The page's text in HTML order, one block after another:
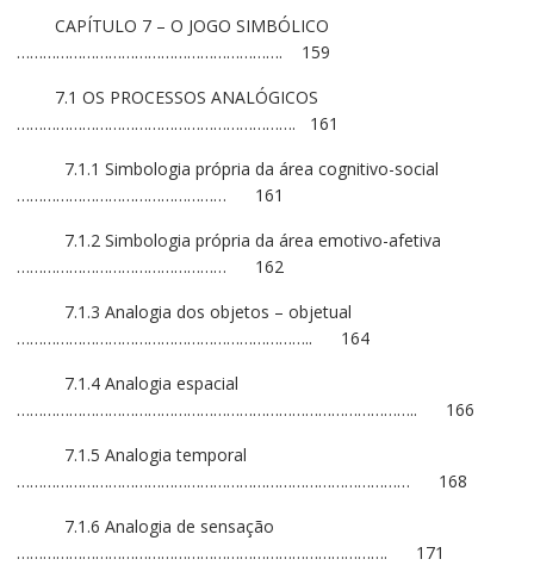
CAPÍTULO 7 – O JOGO SIMBÓLICO
……………………………………………………. 159
7.1 OS PROCESSOS ANALÓGICOS
………………………………………………………. 161
7.1.1 Simbologia própria da área cognitivo-social
………………………………………… 161
7.1.2 Simbologia própria da área emotivo-afetiva
………………………………………… 162
7.1.3 Analogia dos objetos – objetual
………………………………………………………….. 164
7.1.4 Analogia espacial
……………………………………………………………………………….. 166
7.1.5 Analogia temporal
……………………………………………………………………………… 168
7.1.6 Analogia de sensação
…………………………………………………………………………. 171